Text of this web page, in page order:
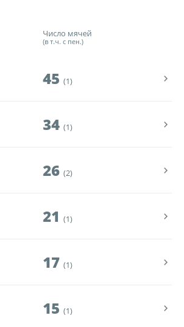
Число мячей
(в т.ч. с пен.)
45 (1)
34 (1)
26 (2)
21 (1)
17 (1)
15 (1)